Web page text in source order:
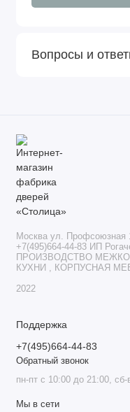
Вопросы и
Москва ул. Профсоюзная
+7(495)664-44-83 ИП
ПРОИЗВОДСТВО
КУХНИ , КОРПУСНАЯ
2022
Поддержка
+7(495)664-44-83
Обратный звонок
пн-пт с 10:00 до 21:00,
Мы в сети